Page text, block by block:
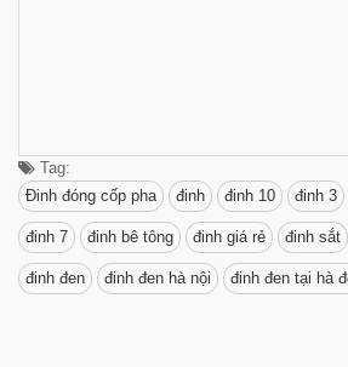
Tag:
Đinh đóng cốp pha
đinh đinh 10 đinh 3
đinh 7 đinh bê tông đinh giá rẻ đinh sắt
đinh đen đinh đen hà nội đinh đen tại hà